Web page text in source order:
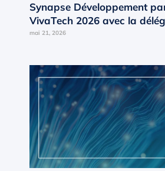
Synapse Développement
VivaTech 2026 avec la
Occitanie d’AD’OCC
mai 21, 2026